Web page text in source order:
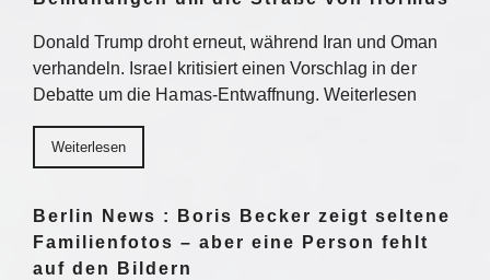
Donald Trump droht erneut, während Iran und Oman
verhandeln. Israel kritisiert einen Vorschlag in der
Debatte um die Hamas-Entwaffnung. Weiterlesen
Weiterlesen
Berlin News : Boris Becker zeigt seltene
Familienfotos – aber eine Person fehlt
auf den Bildern